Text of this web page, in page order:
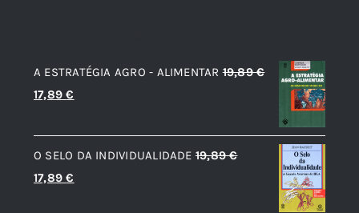
A ESTRATÉGIA AGRO - ALIMENTAR 19,89€
O
original
era:
19,89 €.
17,89€
atual
é:
17,89 €.
O SELO DA INDIVIDUALIDADE 19,89€
O
17,89€